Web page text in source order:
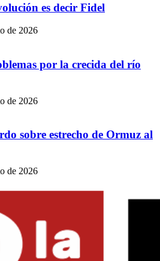
es decir Fidel
de 2026
por la crecida del río
de 2026
sobre estrecho de Ormuz al
de 2026